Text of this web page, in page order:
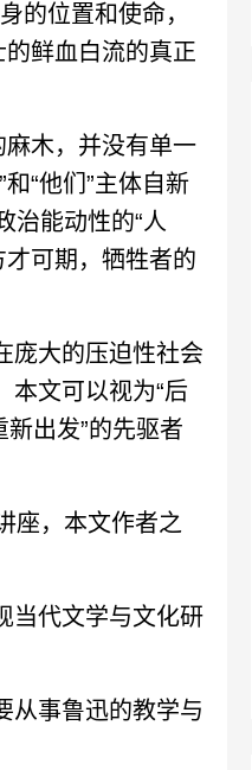
的位置和使命，
的鲜血白流的真正
木，并没有单一
“他们”主体自新
治能动性的“人
可期，牺牲者的
大的压迫性社会
本文可以视为“后
新出发”的先驱者
，本文作者之
代文学与文化研
事鲁迅的教学与